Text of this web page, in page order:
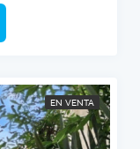
EN VENTA